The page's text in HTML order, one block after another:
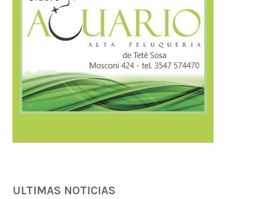
07/08/2026
ULTIMAS NOTICIAS